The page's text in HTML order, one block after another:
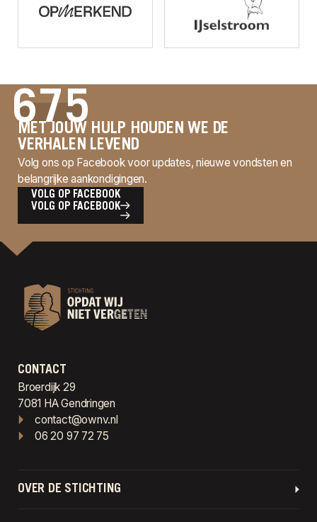
675
MET JOUW HULP HOUDEN WE DE
VERHALEN LEVEND
Volg ons op Facebook voor updates, nieuwe vondsten en
belangrijke aankondigingen.
VOLG OP FACEBOOK
VOLG OP FACEBOOK
CONTACT
Broerdijk 29
7081 HA Gendringen
contact@ownv.nl
06 20 97 72 75
OVER DE STICHTING